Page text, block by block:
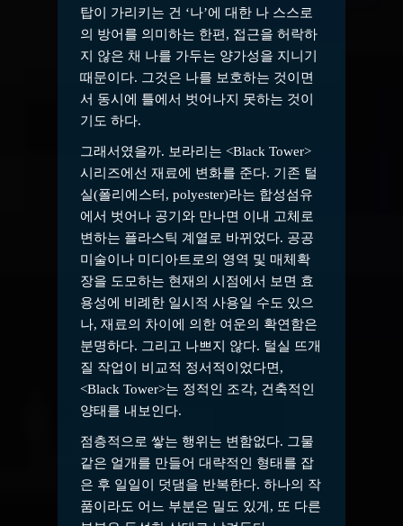
탑이 가리키는 건 ‘나’에 대한 나 스스로
의 방어를 의미하는 한편, 접근을 허락하
지 않은 채 나를 가두는 양가성을 지니기
때문이다. 그것은 나를 보호하는 것이면
서 동시에 틀에서 벗어나지 못하는 것이
기도 하다.
그래서였을까. 보라리는 <Black Tower>
시리즈에선 재료에 변화를 준다. 기존 털
실(폴리에스터, polyester)라는 합성섬유
에서 벗어나 공기와 만나면 이내 고체로
변하는 플라스틱 계열로 바뀌었다. 공공
미술이나 미디아트로의 영역 및 매체확
장을 도모하는 현재의 시점에서 보면 효
용성에 비례한 일시적 사용일 수도 있으
나, 재료의 차이에 의한 여운의 확연함은
분명하다. 그리고 나쁘지 않다. 털실 뜨개
질 작업이 비교적 정서적이었다면,
<Black Tower>는 정적인 조각, 건축적인
양태를 내보인다.
점층적으로 쌓는 행위는 변함없다. 그물
같은 얼개를 만들어 대략적인 형태를 잡
은 후 일일이 덧댐을 반복한다. 하나의 작
품이라도 어느 부분은 밀도 있게, 또 다른